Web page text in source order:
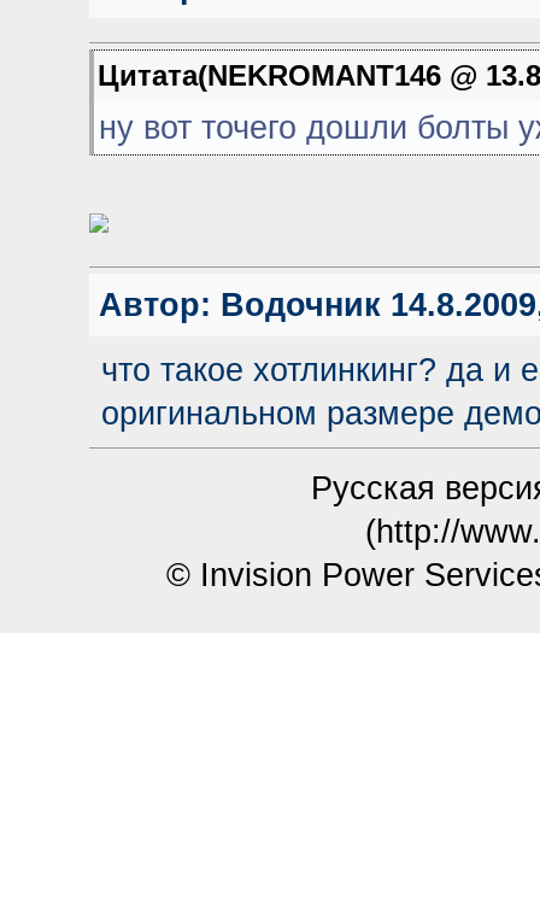
Цитата(NEKROMANT146 @
ну вот точего дошли болты
Автор: Водочник
что такое хотлинкинг? да
оригинальном размере
Русская
(http://
© Invision Power